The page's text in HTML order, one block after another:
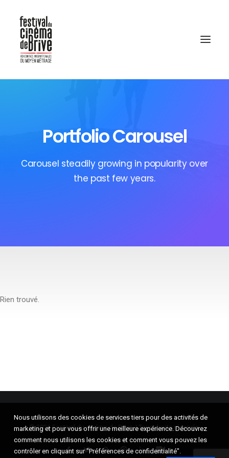
RECHERCHE
Portfolio Carousel
Carousel steadily growing in popularity over
the past few years.
Rien trouvé.
© 2026 Festival du cinéma de Brive. | Tous droits réservés.
Nous utilisons des cookies de services tiers pour des activités de
marketing et pour vous offrir une meilleure expérience. Découvrez
comment nous utilisons les cookies et comment vous pouvez les
contrôler en cliquant sur "Préférences de confidentialité".